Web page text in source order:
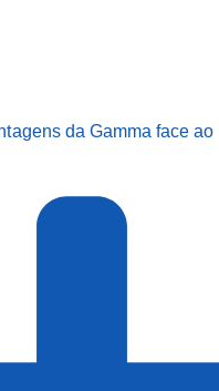
da Gamma face ao